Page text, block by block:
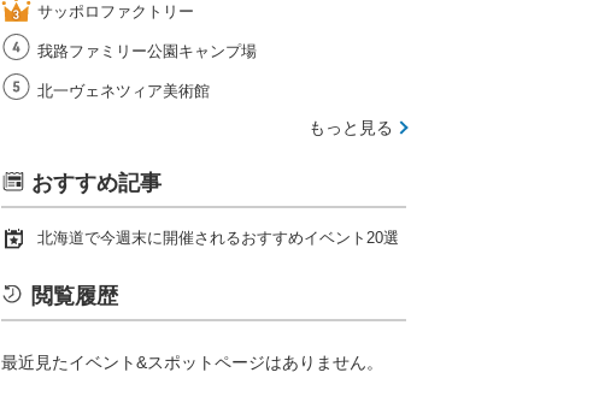
サッポロファクトリー
我路ファミリー公園キャンプ場
北一ヴェネツィア美術館
もっと見る
おすすめ記事
北海道で今週末に開催されるおすすめイベント20選
閲覧履歴
最近見たイベント&スポットページはありません。